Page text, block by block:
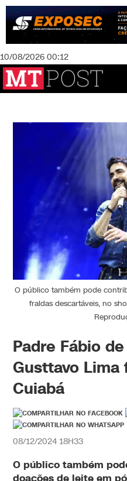
10/08/2026 00:12
O público também pode
fraldas descartáveis, no
Padre Fábio
Gusttavo
Cuiabá
08/12/2024 18H33
O público também
doações de leite em